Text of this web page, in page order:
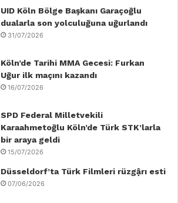
r
I
n
e
r
UID Köln Bölge Başkanı Garaçoğlu
dualarla son yolculuğuna uğurlandı
31/07/2026
Köln’de Tarihi MMA Gecesi: Furkan
Uğur ilk maçını kazandı
16/07/2026
SPD Federal Milletvekili
Karaahmetoğlu Köln’de Türk STK’larla
bir araya geldi
15/07/2026
Düsseldorf’ta Türk Filmleri rüzgậrı esti
07/06/2026